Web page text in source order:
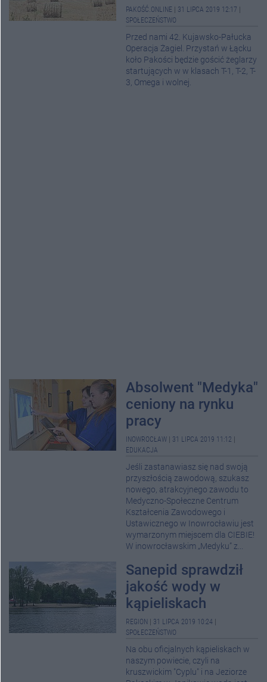
PAKOŚĆ.ONLINE 31 LIPCA 2019 12:17
SPOŁECZEŃSTWO
Przed nami 42. Kujawsko-Pałucka
Operacja Żagiel. Przystań w Łącku
koło Pakości będzie gościć żeglarzy
startujących w w klasach T-1, T-2, T-
3, Omega i wolnej.
Absolwent "Medyka"
ceniony na rynku
pracy
INOWROCŁAW 31 LIPCA 2019 11:12
EDUKACJA
Jeśli zastanawiasz się nad swoją
przyszłością zawodową, szukasz
nowego, atrakcyjnego zawodu to
Medyczno-Społeczne Centrum
Kształcenia Zawodowego i
Ustawicznego w Inowrocławiu jest
wymarzonym miejscem dla CIEBIE!
W inowrocławskim „Medyku” z...
Sanepid sprawdził
jakość wody w
kąpieliskach
REGION 31 LIPCA 2019 10:24
SPOŁECZEŃSTWO
Na obu oficjalnych kąpieliskach w
naszym powiecie, czyli na
kruszwickim "Cyplu" i na Jeziorze